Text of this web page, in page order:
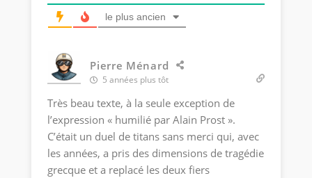
le plus ancien
Pierre Ménard
5 années plus tôt
Très beau texte, à la seule exception de
l’expression « humilié par Alain Prost ».
C’était un duel de titans sans merci qui, avec
les années, a pris des dimensions de tragédie
grecque et a replacé les deux fiers